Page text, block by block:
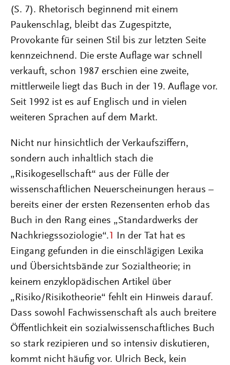
(S. 7). Rhetorisch beginnend mit einem
Paukenschlag, bleibt das Zugespitzte,
Provokante für seinen Stil bis zur letzten Seite
kennzeichnend. Die erste Auflage war schnell
verkauft, schon 1987 erschien eine zweite,
mittlerweile liegt das Buch in der 19. Auflage vor.
Seit 1992 ist es auf Englisch und in vielen
weiteren Sprachen auf dem Markt.
Nicht nur hinsichtlich der Verkaufsziffern,
sondern auch inhaltlich stach die
„Risikogesellschaft“ aus der Fülle der
wissenschaftlichen Neuerscheinungen heraus –
bereits einer der ersten Rezensenten erhob das
Buch in den Rang eines „Standardwerks der
Nachkriegssoziologie“. 1 In der Tat hat es
Eingang gefunden in die einschlägigen Lexika
und Übersichtsbände zur Sozialtheorie; in
keinem enzyklopädischen Artikel über
„Risiko/Risikotheorie“ fehlt ein Hinweis darauf.
Dass sowohl Fachwissenschaft als auch breitere
Öffentlichkeit ein sozialwissenschaftliches Buch
so stark rezipieren und so intensiv diskutieren,
kommt nicht häufig vor. Ulrich Beck, kein